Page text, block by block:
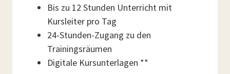
Bis zu 12 Stunden Unterricht mit
Kursleiter pro Tag
24-Stunden-Zugang zu den
Trainingsräumen
Digitale Kursunterlagen **